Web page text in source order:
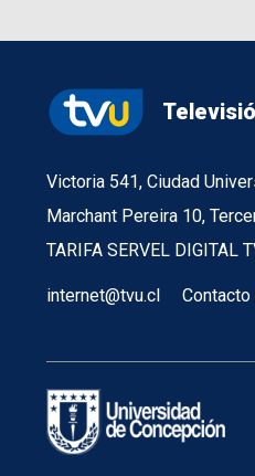
Victoria 541, Ciudad
Marchant Pereira 10,
TARIFA SERVEL DIGITAL
internet@tvu.cl